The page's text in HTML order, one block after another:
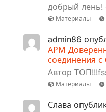
добрый лень!
Материалы
admin86
АРМ
соединения с
Автор
Материалы
Слава